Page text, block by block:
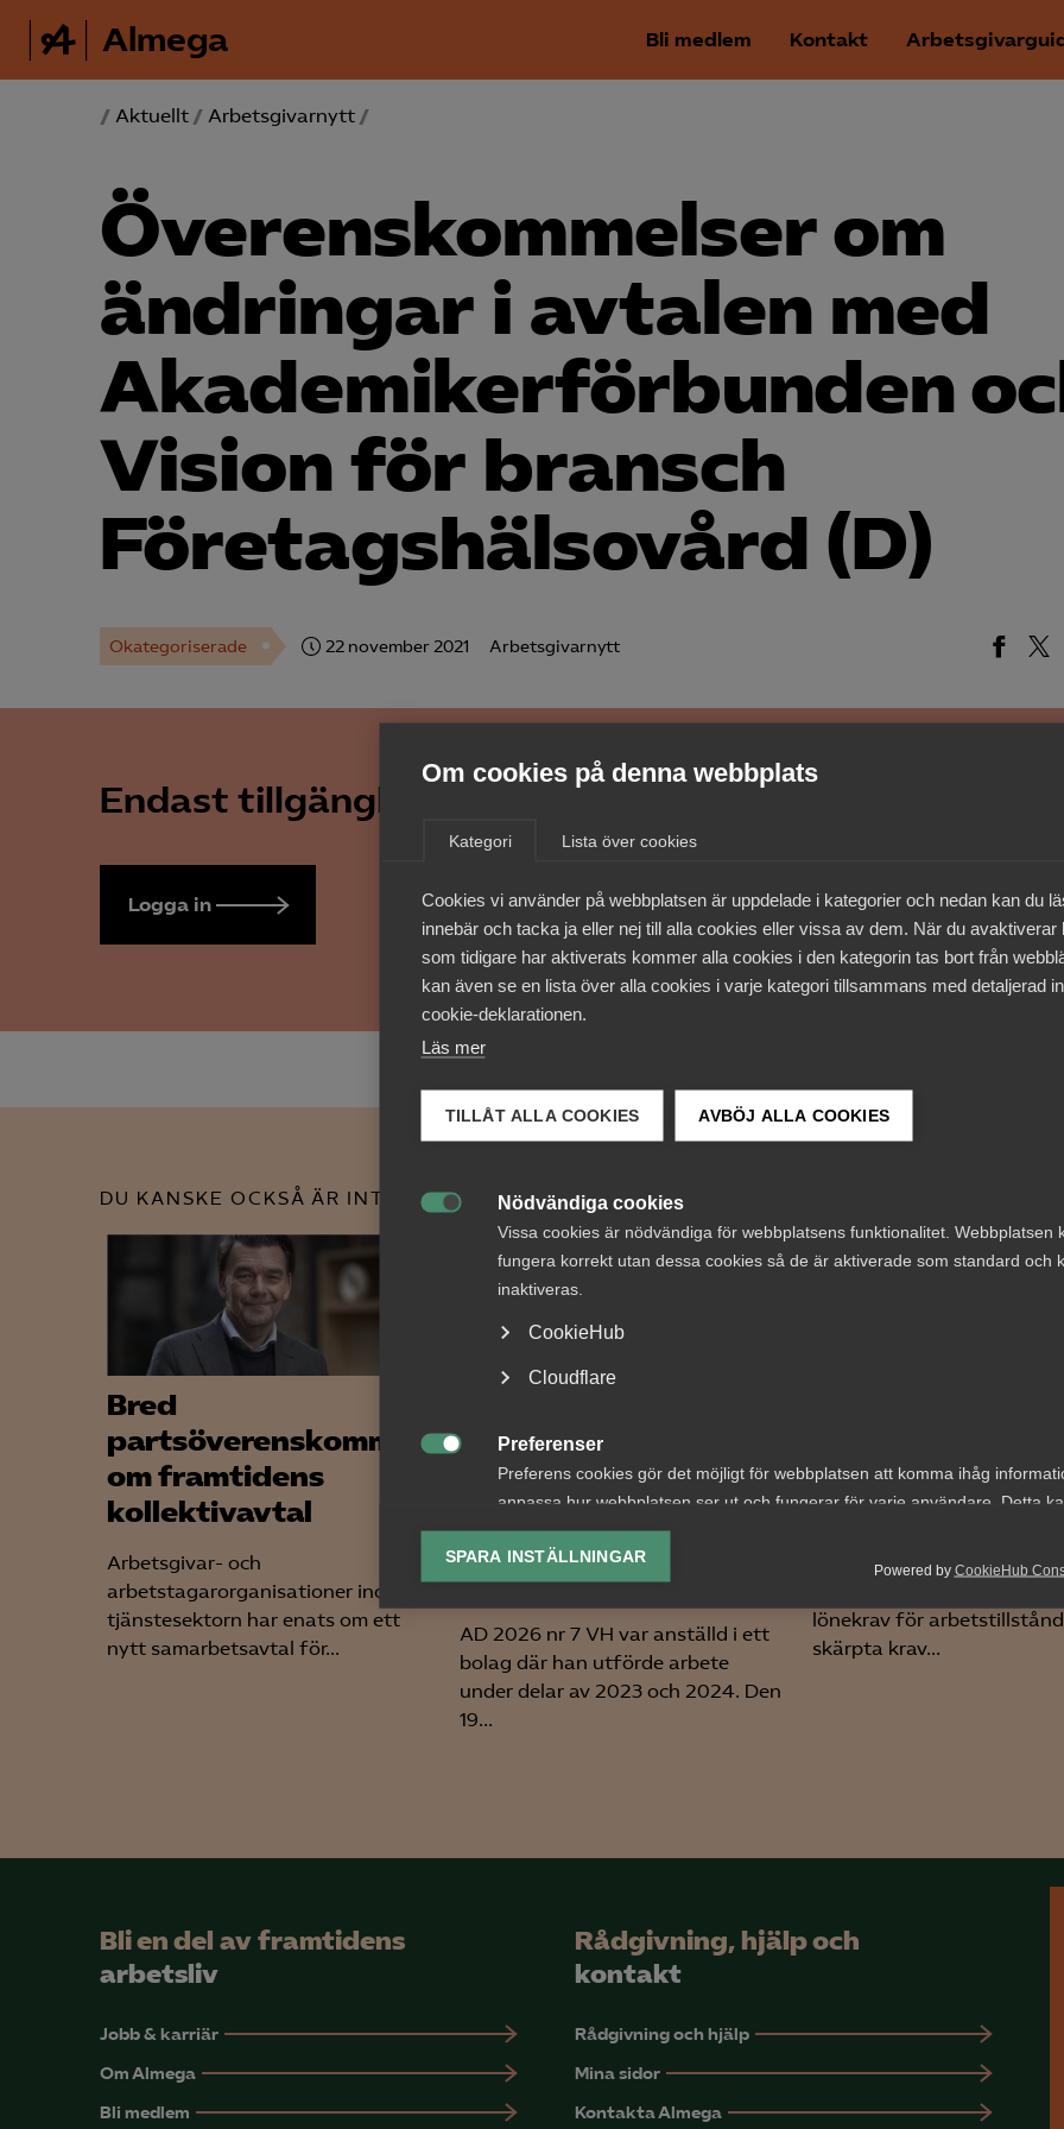
Om cookies på denna webbplats
Kategori Lista över cookies
Cookies vi använder på webbplatsen är uppdelade i kategorier och nedan kan du
innebär och tacka ja eller nej till alla cookies eller vissa av dem. När du avaktiverar
som tidigare har aktiverats kommer alla cookies i den kategorin tas bort från
kan även se en lista över alla cookies i varje kategori tillsammans med detaljerad
cookie-deklarationen.
Läs mer
TILLÅT ALLA COOKIES AVBÖJ ALLA COOKIES
Nödvändiga cookies
Vissa cookies är nödvändiga för webbplatsens funktionalitet. Webbplatsen
fungera korrekt utan dessa cookies så de är aktiverade som standard och
inaktiveras.
CookieHub
Cloudflare
Preferenser
Preferens cookies gör det möjligt för webbplatsen att komma ihåg
anpassa hur webbplatsen ser ut och fungerar för varje användare. Detta
lagring av vald valuta, region, språk eller färgschema.

Analys-cookies
Analyseringscookies hjälper oss förbättra webbplatsen genom att samla
information om hur den används.
Google Analytics
visa relevanta och engagerande annonser.
Meta Pixel
LinkedIn Insight
Leadfeeder
Powered by CookieHub
SPARA INSTÄLLNINGAR
Almega Bli medlem Kontakt
/ Aktuellt / Arbetsgivarnytt /
Överenskommelser om
ändringar i avtalen med
Akademiker­förbunden
Vision för bransch
Företagshälsovård (D)
Okategoriserade 22 november 2021 Arbetsgivarnytt
Endast tillgänglig för medlemmar
Logga in Bli medlem
DU KANSKE OCKSÅ ÄR INTRESSERAD AV DETTA?
Bred
partsöverenskommelse
om framtidens
kollektivavtal
Arbetsgivar- och
arbetstagarorganisationer inom
tjänstesektorn har enats om ett
nytt samarbetsavtal för...
förhandlingsvägran
och
avvisningsyrkande i
tvist om tidigare
anställd
AD 2026 nr 7 VH var anställd i ett
bolag där han utförde arbete
under delar av 2023 och 2024. Den
19...
sommaren 2026:
gäller?
För arbetsgivare innebär
lönekrav för
skärpta krav...
Bli en del av framtidens
arbetsliv
Jobb & karriär
Om Almega
Bli medlem
Rådgivning, hjälp och
kontakt
Rådgivning och hjälp
Mina sidor
Kontakta Almega